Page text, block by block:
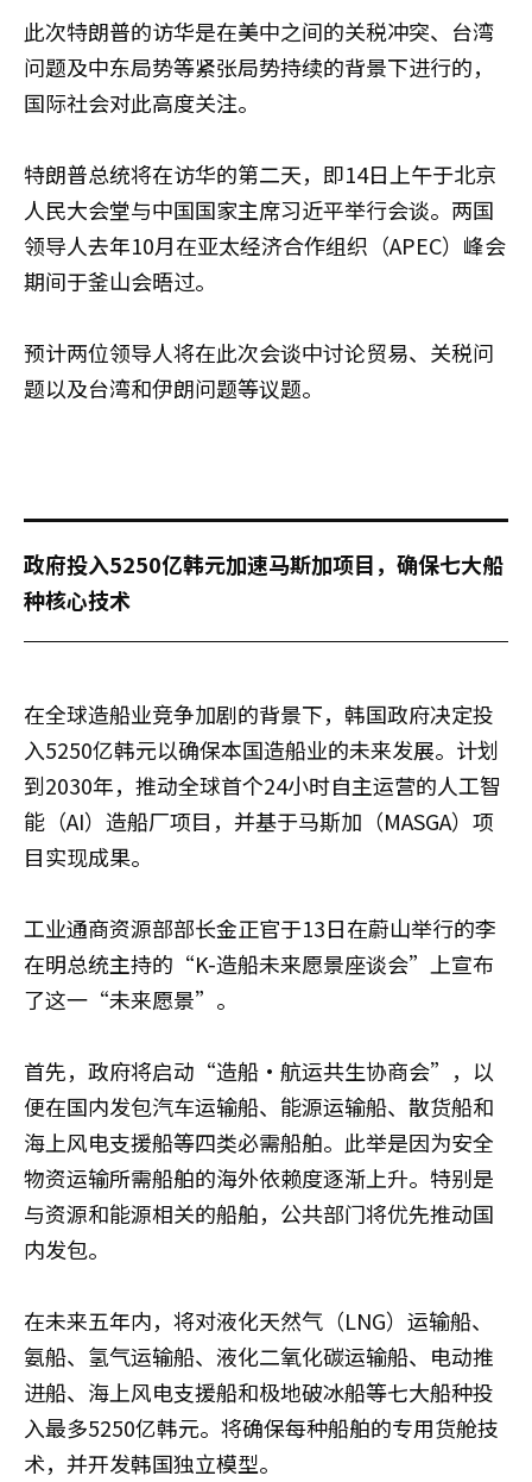
此次特朗普的访华是在美中之间的关税冲突、台湾
问题及中东局势等紧张局势持续的背景下进行的，
国际社会对此高度关注。
特朗普总统将在访华的第二天，即14日上午于北京
人民大会堂与中国国家主席习近平举行会谈。两国
领导人去年10月在亚太经济合作组织（APEC）峰会
期间于釜山会晤过。
预计两位领导人将在此次会谈中讨论贸易、关税问
题以及台湾和伊朗问题等议题。
政府投入5250亿韩元加速马斯加项目，确保七大船
种核心技术
在全球造船业竞争加剧的背景下，韩国政府决定投
入5250亿韩元以确保本国造船业的未来发展。计划
到2030年，推动全球首个24小时自主运营的人工智
能（AI）造船厂项目，并基于马斯加（MASGA）项
目实现成果。
工业通商资源部部长金正官于13日在蔚山举行的李
在明总统主持的“K-造船未来愿景座谈会”上宣布
了这一“未来愿景”。
首先，政府将启动“造船·航运共生协商会”，以
便在国内发包汽车运输船、能源运输船、散货船和
海上风电支援船等四类必需船舶。此举是因为安全
物资运输所需船舶的海外依赖度逐渐上升。特别是
与资源和能源相关的船舶，公共部门将优先推动国
内发包。
在未来五年内，将对液化天然气（LNG）运输船、
氨船、氢气运输船、液化二氧化碳运输船、电动推
进船、海上风电支援船和极地破冰船等七大船种投
入最多5250亿韩元。将确保每种船舶的专用货舱技
术，并开发韩国独立模型。